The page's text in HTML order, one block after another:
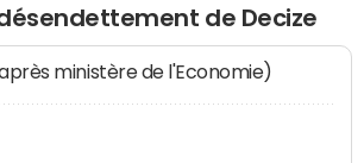
de Decize
ministère de l'Economie)